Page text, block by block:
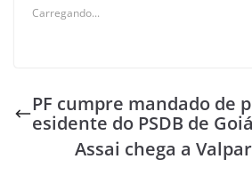
Carregando...
PF cumpre mandado de
esidente do PSDB de
Assai chega a